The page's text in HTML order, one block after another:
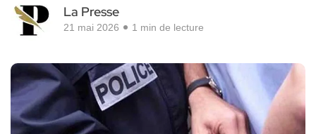
La Presse
21 mai 2026 1 min de lecture